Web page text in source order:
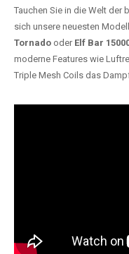
Tauchen Sie in die Welt der
sich unsere neuesten
Tornado oder Elf Bar
moderne Features wie
Triple Mesh Coils das